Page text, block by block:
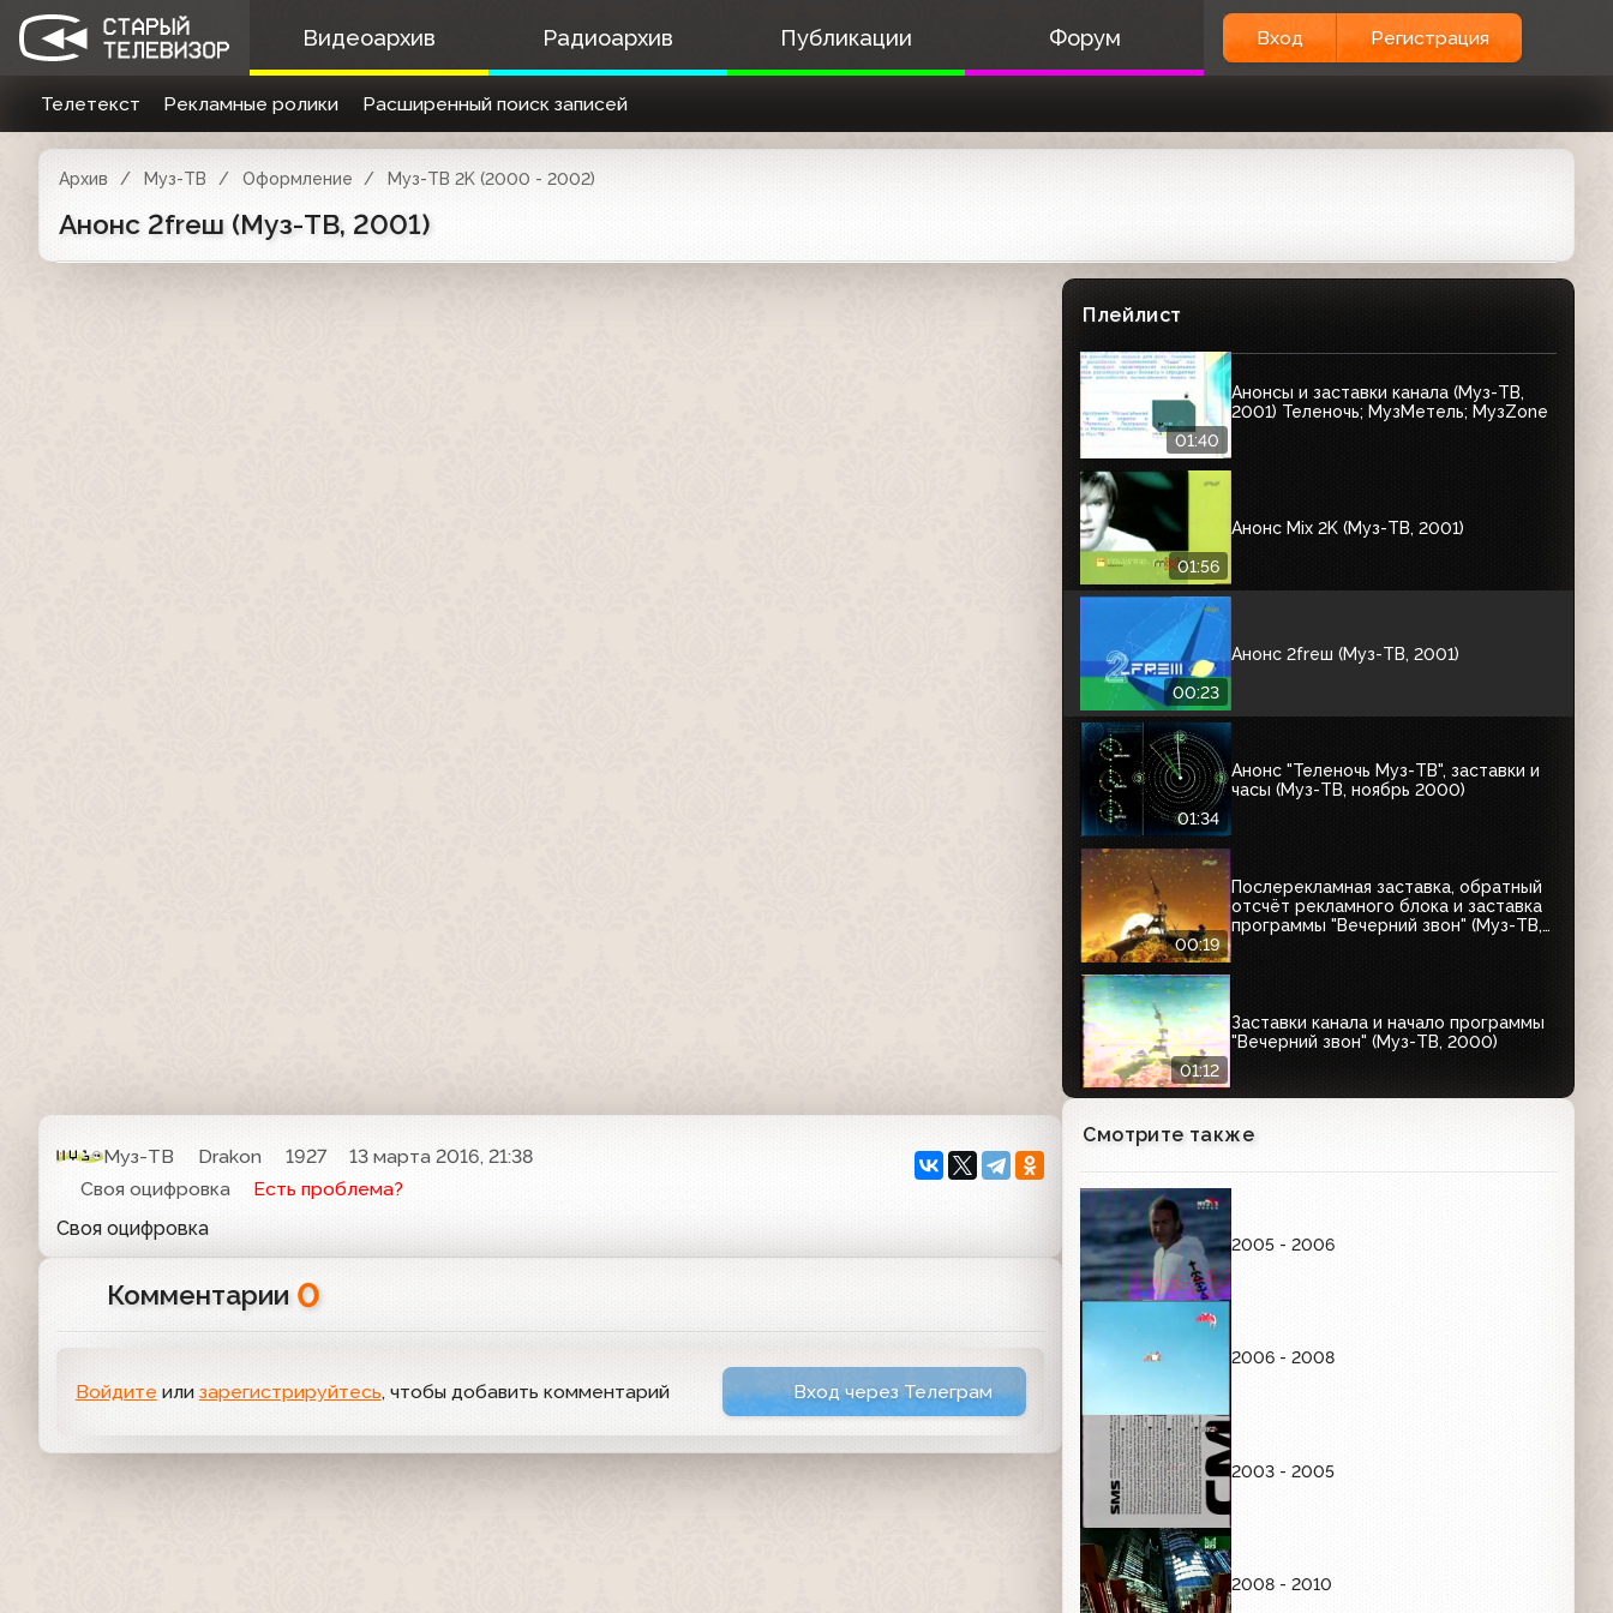
Видеоархив Радиоархив Публикации Форум Вход Регистрация
Телетекст Рекламные ролики Расширенный поиск записей
Архив Муз-ТВ Оформление Муз-ТВ 2K (2000 - 2002)
Анонс 2freш (Муз-ТВ, 2001)
Муз-ТВ Drakon 1927
13 марта 2016, 21:38
Своя оцифровка
Есть проблема?
Своя оцифровка
Комментарии 0
Войдите или зарегистрируйтесь, чтобы добавить комментарий Вход через Телеграм
Плейлист
Заставка "Ракетное лето 2010" (Муз-
ТВ, 2001) Открытие
Анонс "Теленочи" (Муз-ТВ, 2000)
00:33
Анонсы (Муз-ТВ, 2000) МузGeo;
Вечерний звон; ZOOM
01:40
Анонсы и заставки канала (Муз-ТВ,
2001) Теленочь; МузМетель; МузZone
01:56
Анонс Mix 2K (Муз-ТВ, 2001)
00:23
Анонс 2freш (Муз-ТВ, 2001)
01:34
Анонс "Теленочь Муз-ТВ", заставки и
часы (Муз-ТВ, ноябрь 2000)
00:19
Послерекламная заставка, обратный
отсчёт рекламного блока и заставка
программы "Вечерний звон" (Муз-ТВ,
01:12
Заставки канала и начало программы
"Вечерний звон" (Муз-ТВ, 2000)
Смотрите также
2005 - 2006
2006 - 2008
2003 - 2005
2008 - 2010